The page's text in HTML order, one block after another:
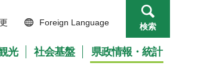
Foreign Language 検索
光 社会基盤 県政情報・統計